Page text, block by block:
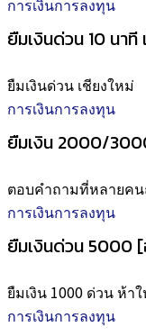
การเงินการลงทุน
ยืมเงินด่วน 10 นา
ยืมเงินด่วน เชียงใหม่
การเงินการลงทุน
ยืมเงิน 2000/
ตอบคำถามที่หลายคน
การเงินการลงทุน
ยืมเงินด่วน 5000
ยืมเงิน 1000 ด่วน ห้า
การเงินการลงทุน